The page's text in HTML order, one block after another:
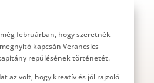
februárban, hogy szeretnék
kapcsán Verancsics
repülésének történetét.
az volt, hogy kreatív és jól rajzoló